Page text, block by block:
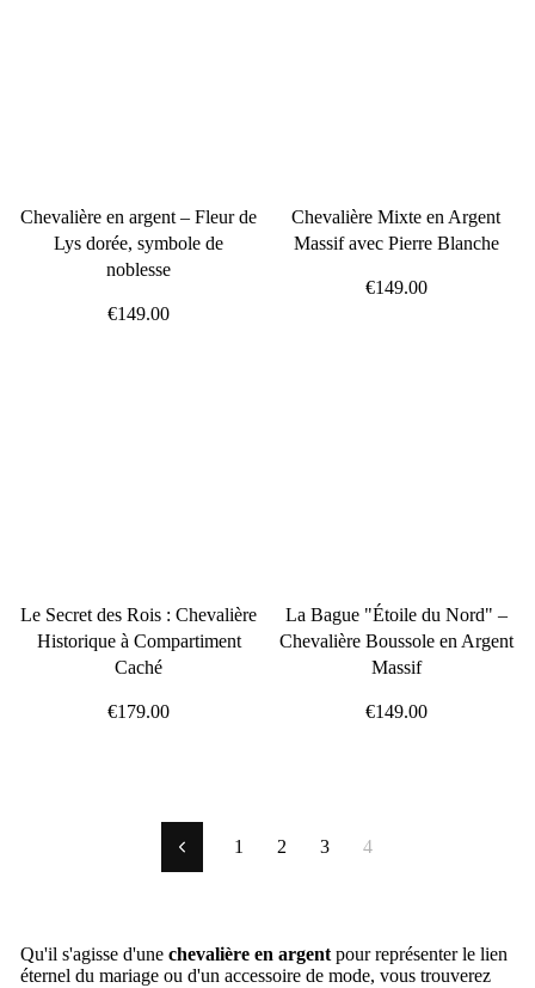
Chevalière en argent – Fleur de
Lys dorée, symbole de
noblesse
€149.00
Chevalière Mixte en Argent
Massif avec Pierre Blanche
€149.00
Le Secret des Rois : Chevalière
Historique à Compartiment
Caché
€179.00
La Bague "Étoile du Nord" –
Chevalière Boussole en Argent
Massif
€149.00
Précédent
1 2 3 4
Qu'il s'agisse d'une chevalière en argent pour représenter le lien
éternel du mariage ou d'un accessoire de mode, vous trouverez